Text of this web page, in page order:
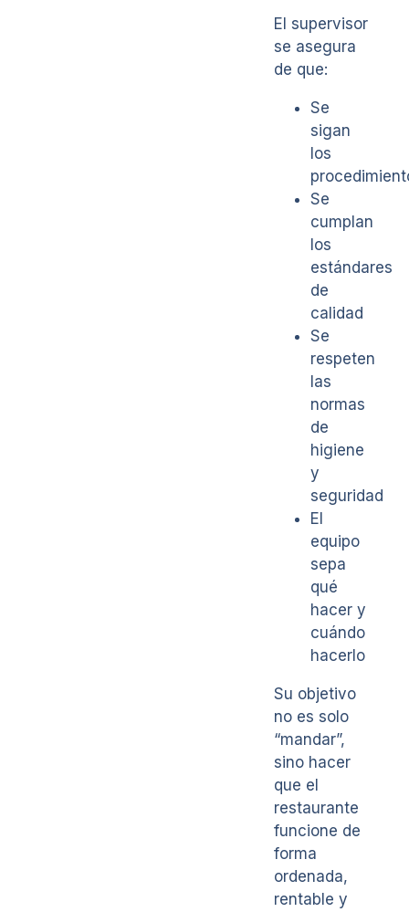
El supervisor
se asegura
de que:
Se
sigan
los
Se
cumplan
los
estándares
de
calidad
Se
respeten
las
normas
de
higiene
y
seguridad
El
equipo
sepa
qué
hacer y
cuándo
hacerlo
Su objetivo
no es solo
“mandar”,
sino hacer
que el
restaurante
funcione de
forma
ordenada,
rentable y